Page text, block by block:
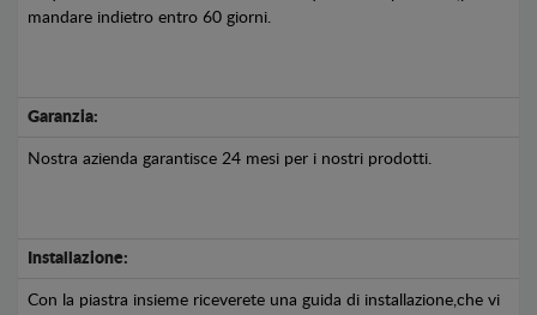
mandare indietro entro 60 giorni.
Garanzia:
Nostra azienda garantisce 24 mesi per i nostri prodotti.
Installazione:
Con la piastra insieme riceverete una guida di installazione,che vi